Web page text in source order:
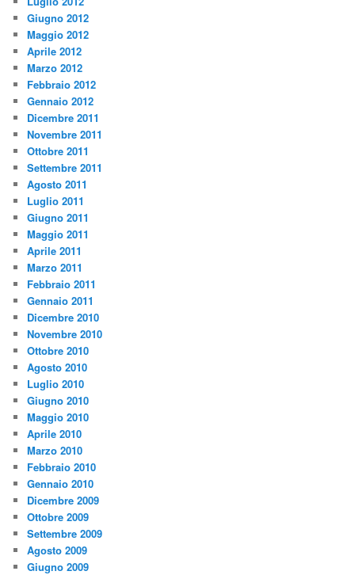
Giugno 2012
Maggio 2012
Aprile 2012
Marzo 2012
Febbraio 2012
Gennaio 2012
Dicembre 2011
Novembre 2011
Ottobre 2011
Settembre 2011
Agosto 2011
Luglio 2011
Giugno 2011
Maggio 2011
Aprile 2011
Marzo 2011
Febbraio 2011
Gennaio 2011
Dicembre 2010
Novembre 2010
Ottobre 2010
Agosto 2010
Luglio 2010
Giugno 2010
Maggio 2010
Aprile 2010
Marzo 2010
Febbraio 2010
Gennaio 2010
Dicembre 2009
Ottobre 2009
Settembre 2009
Agosto 2009
Giugno 2009